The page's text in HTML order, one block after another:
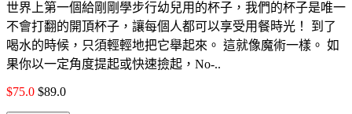
世界上第一個給剛剛學步行幼兒用的杯子，我們的杯子是唯一
不會打翻的開頂杯子，讓每個人都可以享受用餐時光！ 到了
喝水的時候，只須輕輕地把它舉起來。 這就像魔術一樣。 如
果你以一定角度提起或快速撿起，No-..
$75.0 $89.0